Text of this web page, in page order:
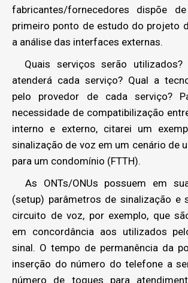
fabricantes/fornecedores dispõe
primeiro ponto de estudo do projeto
a análise das interfaces externas.
Quais serviços serão utilizados?
atenderá cada serviço? Qual a
pelo provedor de cada serviço?
necessidade de compatibilização
interno e externo, citarei um
sinalização de voz em um cenário de
para um condomínio (FTTH).
As ONTs/ONUs possuem em
(setup) parâmetros de sinalização e
circuito de voz, por exemplo, que
em concordância aos utilizados
sinal. O tempo de permanência da
inserção do número do telefone a
número de toques para